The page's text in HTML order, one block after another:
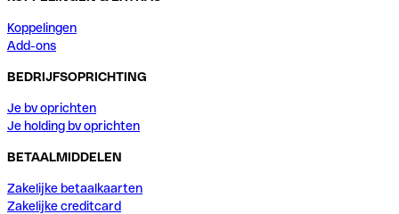
Koppelingen
Add-ons
BEDRIJFSOPRICHTING
Je bv oprichten
Je holding bv oprichten
BETAALMIDDELEN
Zakelijke betaalkaarten
Zakelijke creditcard